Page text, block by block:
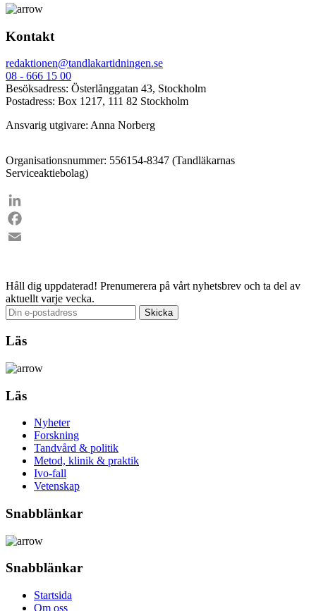
Kontakt
redaktionen@tandlakartidningen.se
08 - 666 15 00
Besöksadress: Österlånggatan 43, Stockholm
Postadress: Box 1217, 111 82 Stockholm
Ansvarig utgivare: Anna Norberg
Organisationsnummer: 556154-8347 (Tandläkarnas
Serviceaktiebolag)
LinkedIn
Facebook
Håll dig uppdaterad! Prenumerera på vårt nyhetsbrev och ta del av
aktuellt varje vecka.
Läs
Läs
Nyheter
Forskning
Tandvård & politik
Metod, klinik & praktik
Ivo-fall
Vetenskap
Snabblänkar
Snabblänkar
Startsida
Om oss